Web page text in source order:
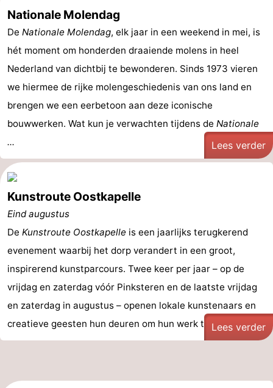
Nationale Molendag
De Nationale Molendag, elk jaar in een weekend in mei, is
hét moment om honderden draaiende molens in heel
Nederland van dichtbij te bewonderen. Sinds 1973 vieren
we hiermee de rijke molengeschiedenis van ons land en
brengen we een eerbetoon aan deze iconische
bouwwerken. Wat kun je verwachten tijdens de Nationale
...
Lees verder
Kunstroute Oostkapelle
Eind augustus
De Kunstroute Oostkapelle is een jaarlijks terugkerend
evenement waarbij het dorp verandert in een groot,
inspirerend kunstparcours. Twee keer per jaar – op de
vrijdag en zaterdag vóór Pinksteren en de laatste vrijdag
en zaterdag in augustus – openen lokale kunstenaars en
creatieve geesten hun deuren om hun werk te ...Lees verder